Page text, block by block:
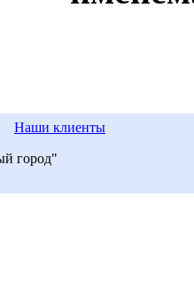
Наши клиенты
город"